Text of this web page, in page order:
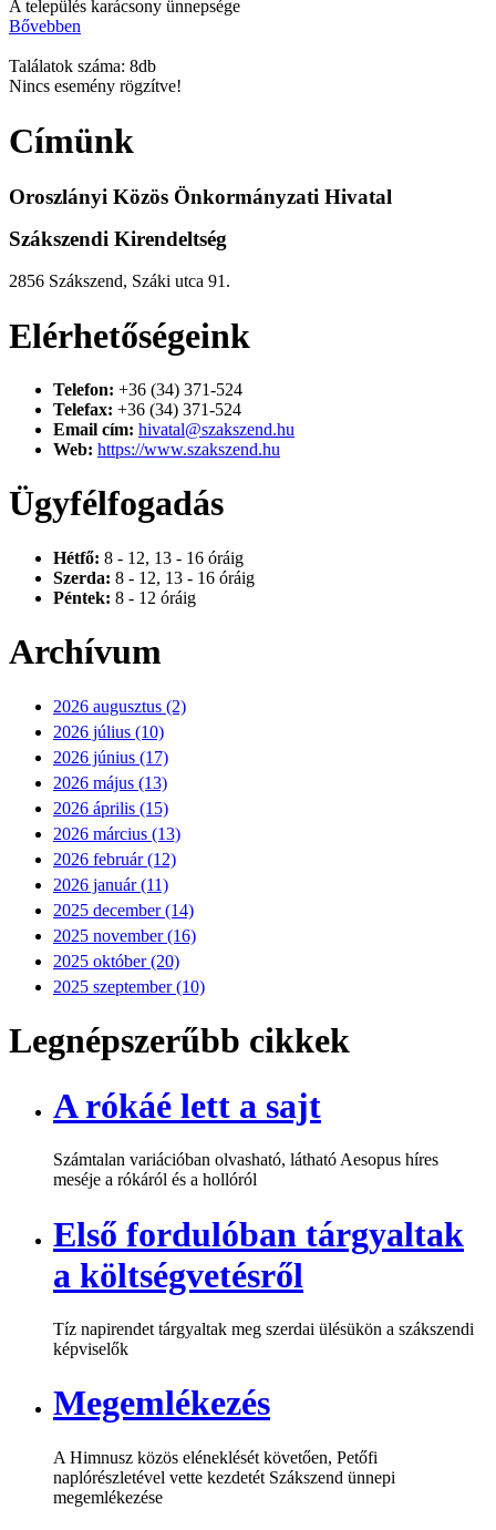
A település karácsony ünnepsége
Bővebben
Találatok száma: 8db
Nincs esemény rögzítve!
Címünk
Oroszlányi Közös Önkormányzati Hivatal
Szákszendi Kirendeltség
2856 Szákszend, Száki utca 91.
Elérhetőségeink
Telefon: +36 (34) 371-524
Telefax: +36 (34) 371-524
Email cím: hivatal@szakszend.hu
Web: https://www.szakszend.hu
Ügyfélfogadás
Hétfő: 8 - 12, 13 - 16 óráig
Szerda: 8 - 12, 13 - 16 óráig
Péntek: 8 - 12 óráig
Archívum
2026 augusztus (2)
2026 július (10)
2026 június (17)
2026 május (13)
2026 április (15)
2026 március (13)
2026 február (12)
2026 január (11)
2025 december (14)
2025 november (16)
2025 október (20)
2025 szeptember (10)
Legnépszerűbb cikkek
A rókáé lett a sajt
Számtalan variációban olvasható, látható Aesopus híres
meséje a rókáról és a hollóról
Első fordulóban tárgyaltak
a költségvetésről
Tíz napirendet tárgyaltak meg szerdai ülésükön a szákszendi
képviselők
Megemlékezés
A Himnusz közös eléneklését követően, Petőfi
naplórészletével vette kezdetét Szákszend ünnepi
megemlékezése